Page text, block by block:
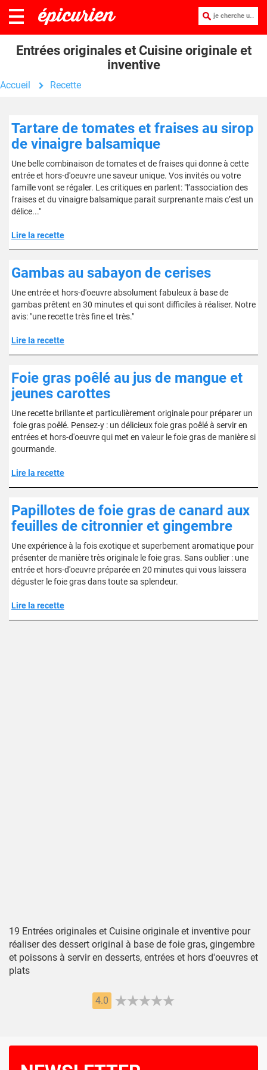
je cherche une recette :
Entrées originales et Cuisine originale et
inventive
Accueil Recette
Tartare de tomates et fraises au sirop
de vinaigre balsamique
Une belle combinaison de tomates et de fraises qui donne à cette
entrée et hors-d'oeuvre une saveur unique. Vos invités ou votre
famille vont se régaler. Les critiques en parlent: "l’association des
fraises et du vinaigre balsamique parait surprenante mais c’est un
délice..."
Lire la recette
Gambas au sabayon de cerises
Une entrée et hors-d'oeuvre absolument fabuleux à base de
gambas prêtent en 30 minutes et qui sont difficiles à réaliser. Notre
avis: "une recette très fine et très."
Lire la recette
Foie gras poêlé au jus de mangue et
jeunes carottes
Une recette brillante et particulièrement originale pour préparer un
foie gras poêlé. Pensez-y : un délicieux foie gras poêlé à servir en
entrées et hors-d'oeuvre qui met en valeur le foie gras de manière si
gourmande.
Lire la recette
Papillotes de foie gras de canard aux
feuilles de citronnier et gingembre
Une expérience à la fois exotique et superbement aromatique pour
présenter de manière très originale le foie gras. Sans oublier : une
entrée et hors-d'oeuvre préparée en 20 minutes qui vous laissera
déguster le foie gras dans toute sa splendeur.
Lire la recette
19 Entrées originales et Cuisine originale et inventive pour
réaliser des dessert original à base de foie gras, gingembre
et poissons à servir en desserts, entrées et hors d'oeuvres et
plats
4.0